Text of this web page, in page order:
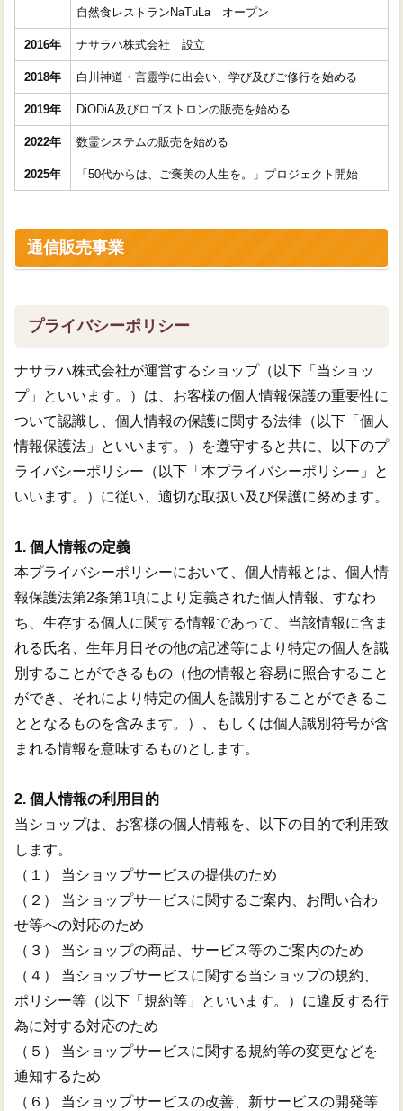
自然食レストランNaTuLa オープン
2016年 ナサラハ株式会社 設立
2018年 白川神道・言靈学に出会い、学び及びご修行を始める
2019年 DiODiA及びロゴストロンの販売を始める
2022年 数霊システムの販売を始める
2025年 「50代からは、ご褒美の人生を。」プロジェクト開始
通信販売事業
プライバシーポリシー
ナサラハ株式会社が運営するショップ（以下「当ショッ
プ」といいます。）は、お客様の個人情報保護の重要性に
ついて認識し、個人情報の保護に関する法律（以下「個人
情報保護法」といいます。）を遵守すると共に、以下のプ
ライバシーポリシー（以下「本プライバシーポリシー」と
いいます。）に従い、適切な取扱い及び保護に努めます。
1. 個人情報の定義
本プライバシーポリシーにおいて、個人情報とは、個人情
報保護法第2条第1項により定義された個人情報、すなわ
ち、生存する個人に関する情報であって、当該情報に含ま
れる氏名、生年月日その他の記述等により特定の個人を識
別することができるもの（他の情報と容易に照合すること
ができ、それにより特定の個人を識別することができるこ
ととなるものを含みます。）、もしくは個人識別符号が含
まれる情報を意味するものとします。
2. 個人情報の利用目的
当ショップは、お客様の個人情報を、以下の目的で利用致
します。
（１） 当ショップサービスの提供のため
（２） 当ショップサービスに関するご案内、お問い合わ
せ等への対応のため
（３） 当ショップの商品、サービス等のご案内のため
（４） 当ショップサービスに関する当ショップの規約、
ポリシー等（以下「規約等」といいます。）に違反する行
為に対する対応のため
（５） 当ショップサービスに関する規約等の変更などを
通知するため
（６） 当ショップサービスの改善、新サービスの開発等